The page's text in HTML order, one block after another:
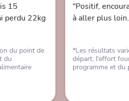
15
perdu 22kg
du point de
du
"Positif,
à aller plus
*Les résultats
départ, l'effort
programme et du